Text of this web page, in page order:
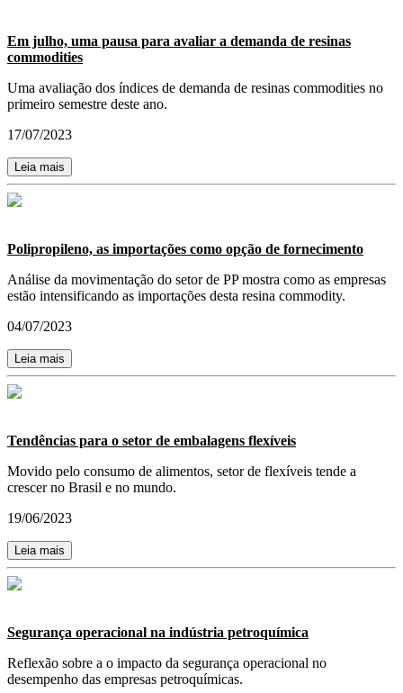
Em julho, uma pausa para avaliar a demanda de resinas
commodities
Uma avaliação dos índices de demanda de resinas commodities no
primeiro semestre deste ano.
17/07/2023
Leia mais
Polipropileno, as importações como opção de fornecimento
Análise da movimentação do setor de PP mostra como as empresas
estão intensificando as importações desta resina commodity.
04/07/2023
Leia mais
Tendências para o setor de embalagens flexíveis
Movido pelo consumo de alimentos, setor de flexíveis tende a
crescer no Brasil e no mundo.
19/06/2023
Leia mais
Segurança operacional na indústria petroquímica
Reflexão sobre a o impacto da segurança operacional no
desempenho das empresas petroquímicas.